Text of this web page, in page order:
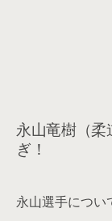
永山竜樹（柔
ぎ！
永山選手につい